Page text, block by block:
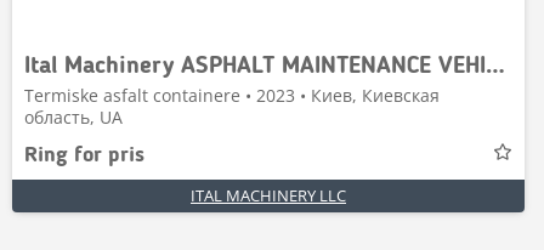
Ital Machinery ASPHALT MAINTENANCE VEHICLE OF 8–10
Termiske asfalt containere • 2023 • Киев, Киевская
область, UA
Ring for pris
ITAL MACHINERY LLC